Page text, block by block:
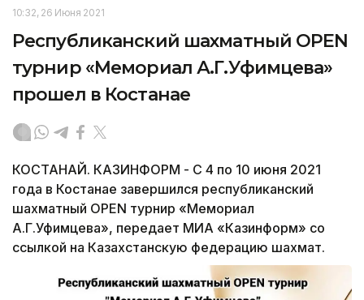
10:32, 26 Июня 2021
Республиканский шахматный OPEN
турнир «Мемориал А.Г.Уфимцева»
прошел в Костанае
КОСТАНАЙ. КАЗИНФОРМ - С 4 по 10 июня 2021
года в Костанае завершился республиканский
шахматный OPEN турнир «Мемориал
А.Г.Уфимцева», передает МИА «Казинформ» со
ссылкой на Казахстанскую федерацию шахмат.